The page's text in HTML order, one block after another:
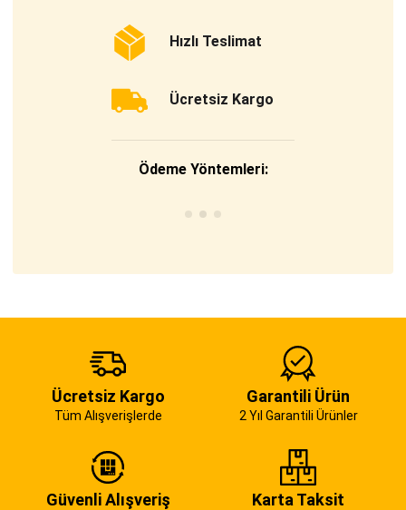
Hızlı Teslimat
Ücretsiz Kargo
Ödeme Yöntemleri:
Ücretsiz Kargo
Tüm Alışverişlerde
Garantili Ürün
2 Yıl Garantili Ürünler
Güvenli Alışveriş Karta Taksit